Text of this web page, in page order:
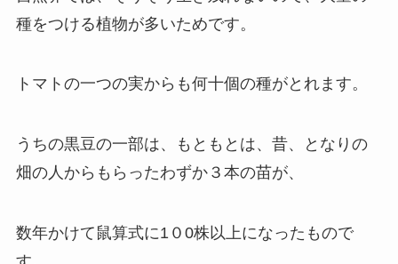
種をつける植物が多いためです。
トマトの一つの実からも何十個の種がとれます。
うちの黒豆の一部は、もともとは、昔、となりの
畑の人からもらったわずか３本の苗が、
数年かけて鼠算式に1０0株以上になったもので